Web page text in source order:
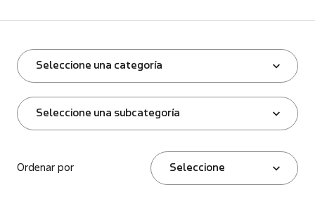
Seleccione una categoría
Seleccione una subcategoría
Ordenar por Seleccione